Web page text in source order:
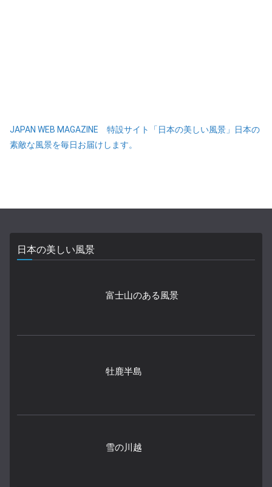
JAPAN WEB MAGAZINE 特設サイト「日本の美しい風景」日本の
素敵な風景を毎日お届けします。
日本の美しい風景
富士山のある風景
牡鹿半島
雪の川越